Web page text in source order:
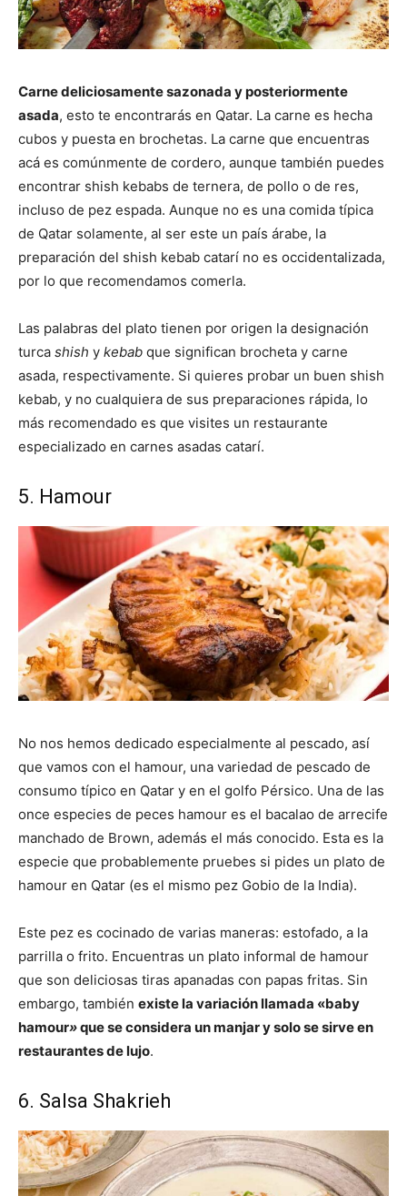
Carne deliciosamente sazonada y posteriormente
asada, esto te encontrarás en Qatar. La carne es hecha
cubos y puesta en brochetas. La carne que encuentras
acá es comúnmente de cordero, aunque también puedes
encontrar shish kebabs de ternera, de pollo o de res,
incluso de pez espada. Aunque no es una comida típica
de Qatar solamente, al ser este un país árabe, la
preparación del shish kebab catarí no es occidentalizada,
por lo que recomendamos comerla.
Las palabras del plato tienen por origen la designación
turca shish y kebab que significan brocheta y carne
asada, respectivamente. Si quieres probar un buen shish
kebab, y no cualquiera de sus preparaciones rápida, lo
más recomendado es que visites un restaurante
especializado en carnes asadas catarí.
5. Hamour
No nos hemos dedicado especialmente al pescado, así
que vamos con el hamour, una variedad de pescado de
consumo típico en Qatar y en el golfo Pérsico. Una de las
once especies de peces hamour es el bacalao de arrecife
manchado de Brown, además el más conocido. Esta es la
especie que probablemente pruebes si pides un plato de
hamour en Qatar (es el mismo pez Gobio de la India).
Este pez es cocinado de varias maneras: estofado, a la
parrilla o frito. Encuentras un plato informal de hamour
que son deliciosas tiras apanadas con papas fritas. Sin
embargo, también existe la variación llamada «baby
hamour»que se considera un manjar y solo se sirve en
restaurantes de lujo.
6. Salsa Shakrieh